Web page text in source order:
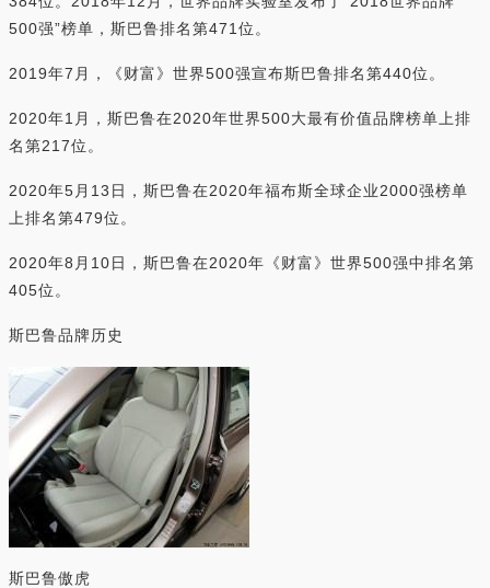
500强”榜单，斯巴鲁排名第471位。
2019年7月，《财富》世界500强宣布斯巴鲁排名第440位。
2020年1月，斯巴鲁在2020年世界500大最有价值品牌榜单上排
名第217位。
2020年5月13日，斯巴鲁在2020年福布斯全球企业2000强榜单
上排名第479位。
2020年8月10日，斯巴鲁在2020年《财富》世界500强中排名第
405位。
斯巴鲁品牌历史
斯巴鲁傲虎